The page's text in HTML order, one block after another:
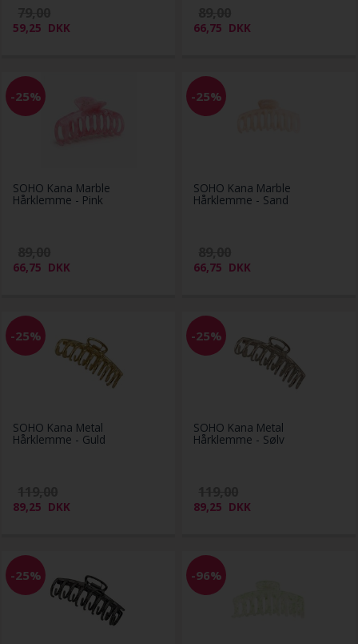
59,25 DKK 66,75 DKK
-25%
SOHO Kana Marble
Hårklemme - Pink
66,75 DKK
-25%
SOHO Kana Marble
Hårklemme - Sand
66,75 DKK
-25%
SOHO Kana Metal
Hårklemme - Guld
89,25 DKK
-25%
SOHO Kana Metal
Hårklemme - Sølv
89,25 DKK
-25% -96%